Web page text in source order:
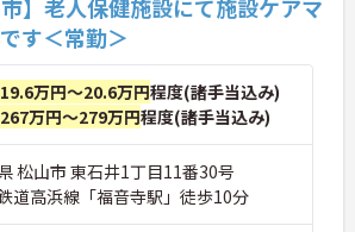
市】老人保健施設にて施設ケアマ
す＜常勤＞
19.6万円～20.6万円程度(諸手当込み)
267万円～279万円程度(諸手当込み)
松山市 東石井1丁目11番30号
道高浜線「福音寺駅」徒歩10分